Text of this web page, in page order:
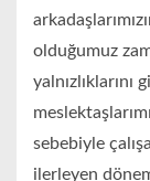
olduğumuz
sebebiyle
ilerleyen